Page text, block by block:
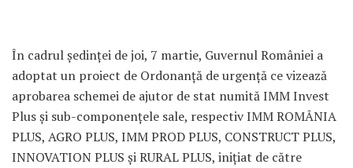
În cadrul ședinței de joi, 7 martie, Guvernul României a
adoptat un proiect de Ordonanţă de urgenţă ce vizează
aprobarea schemei de ajutor de stat numită IMM Invest
Plus și sub-componențele sale, respectiv IMM ROMÂNIA
PLUS, AGRO PLUS, IMM PROD PLUS, CONSTRUCT PLUS,
INNOVATION PLUS și RURAL PLUS, inițiat de către